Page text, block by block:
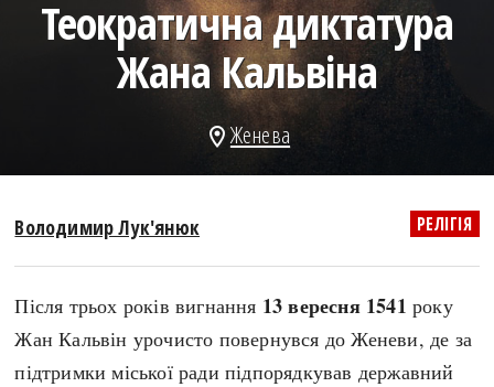
search
СЬОГОДНІ
ПРАВИЛА ЖИТТЯ
ПОДКАСТИ
КАРТИ
НОТА БЕНЕ
ПРЯМА МОВА
МОЯ ІСТОРІЯ
Теократична диктатура
Жана Кальвіна
location_onЖенева
РЕЛІГІЯ
Володимир Лук'янюк
Після трьох років вигнання 13 вересня 1541 року
Жан Кальвін урочисто повернувся до Женеви, де за
підтримки міської ради підпорядкував державний